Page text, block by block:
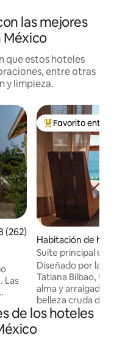
las mejores
México
que estos hoteles
entre otras
y limpieza.
promedio: 4.98 de
(262)
Las
Favorito entre
Favorito entre
Habitación de
Suite principal en
frente al mar
Diseñado por la
Tatiana Bilbao,
alma y arraigado,
belleza cruda de
Nuestro
comodidades de
de los hoteles